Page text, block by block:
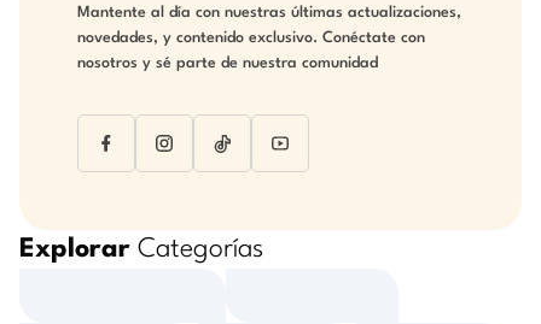
Mantente al día con nuestras últimas actualizaciones,
novedades, y contenido exclusivo. Conéctate con
nosotros y sé parte de nuestra comunidad
Explorar Categorías